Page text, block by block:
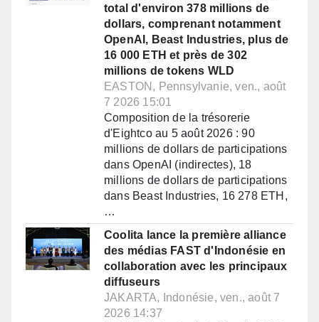
total d'environ 378 millions de
dollars, comprenant notamment
OpenAI, Beast Industries, plus de
16 000 ETH et près de 302
millions de tokens WLD
EASTON, Pennsylvanie, ven., août
7 2026 15:01
Composition de la trésorerie
d'Eightco au 5 août 2026 : 90
millions de dollars de participations
dans OpenAI (indirectes), 18
millions de dollars de participations
dans Beast Industries, 16 278 ETH,
…
Coolita lance la première alliance
des médias FAST d'Indonésie en
collaboration avec les principaux
diffuseurs
JAKARTA, Indonésie, ven., août 7
2026 14:37